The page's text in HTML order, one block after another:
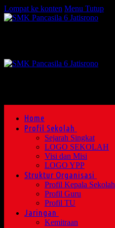
Lompat ke konten Menu Tutup
Home
Profil Sekolah
Sejarah Singkat
LOGO SEKOLAH
Visi dan Misi
LOGO YPP
Struktur Organisasi
Profil Kepala Sekolah
Profil Guru
Profil TU
Jaringan
Kemitraan